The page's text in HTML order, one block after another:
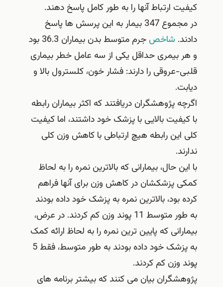
ارتباط آنها را به طور کامل پاسخ دهند.
در مجموع 347 بیمار به این پرسش ها پاسخ
شاخص
جرم متوسط بدن بیماران 36.3 بود
حداقل یکی از سه عامل خطر بیماری
عروقی را دارند: فشار خون، کلسترول بالا و
پژوهشگران دریافتند که اکثر بیماران رابطه
بالایی با پزشک خود داشتند، اما کیفیت
رابطه هیچ ارتباطی با کاهش وزن کلی
حال، بیمارانی که بالاترین نمره را به لحاظ
پزشکشان در کاهش وزن برای آنها فراهم
بالاترین نمره به پزشک خود داده بودند
به طور متوسط 11 پوند وزن کم کردند. در عرض،
که پایین ترین نمره را به لحاظ ارائه کمک
به پزشک خود داده بودند به طور متوسط، فقط 5
کم کردند.
بیان می کنند که بیشتر برنامه های